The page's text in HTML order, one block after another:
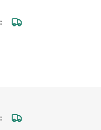
1/4" x80mm